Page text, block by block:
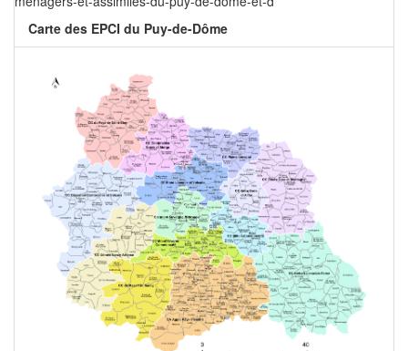
Carte des EPCI du Puy-de-Dôme